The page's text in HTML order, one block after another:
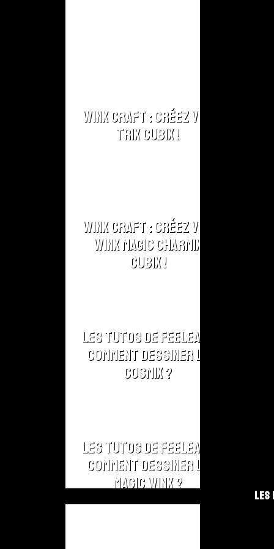
Winx Craft : Créez vos
Trix Cubix !
Winx Craft : Créez vos
Winx Magic Charmix
Cubix !
Les Tutos de Feeleam :
Comment dessiner le
Cosmix ?
Les Tutos de Feeleam :
Comment dessiner le
Magic Winx ?
Les